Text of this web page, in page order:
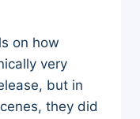
on how
very
but in
they did